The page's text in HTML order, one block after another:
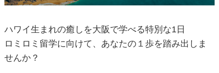
ハワイ生まれの癒しを大阪で学べる特別な1日
ロミロミ留学に向けて、あなたの１歩を踏み出しま
せんか？